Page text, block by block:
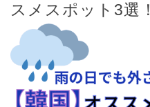
スメスポット3選！